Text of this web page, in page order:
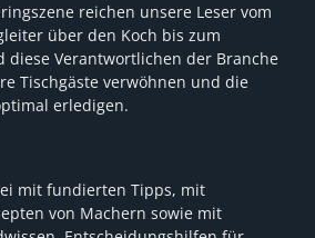
reichen unsere Leser vom
über den Koch bis zum
diese Verantwortlichen der Branche
Tischgäste verwöhnen und die
erledigen.
mit fundierten Tipps, mit
von Machern sowie mit